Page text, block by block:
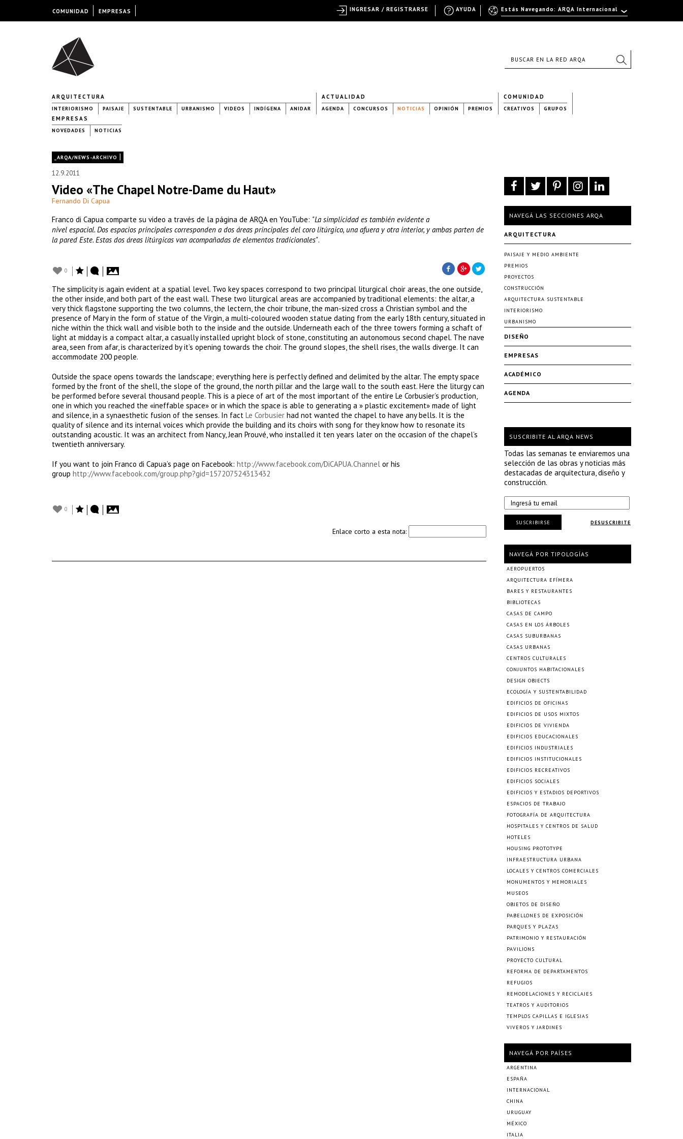
ARQUITECTURA
INTERIORISMO PAISAJE SUSTENTABLE URBANISMO VIDEOS INDÍGENA ANIDAR
ACTUALIDAD
AGENDA CONCURSOS NOTICIAS OPINIÓN PREMIOS
COMUNIDAD
CREATIVOS GRUPOS
EMPRESAS
NOVEDADES NOTICIAS
_ARQA/NEWS-ARCHIVO |
12.9.2011
Video «The Chapel Notre-Dame du Haut»
Fernando Di Capua
Franco di Capua comparte su video a través de la página de ARQA en YouTube: "La simplicidad es también evidente a
nivel espacial. Dos espacios principales corresponden a dos áreas principales del coro litúrgico, una afuera y otra interior, y ambas parten de
la pared Este. Estas dos áreas litúrgicas van acompañadas de elementos tradicionales".
0
The simplicity is again evident at a spatial level. Two key spaces correspond to two principal liturgical choir areas, the one outside,
the other inside, and both part of the east wall. These two liturgical areas are accompanied by traditional elements: the altar, a
very thick flagstone supporting the two columns, the lectern, the choir tribune, the man-sized cross a Christian symbol and the
presence of Mary in the form of statue of the Virgin, a multi-coloured wooden statue dating from the early 18th century, situated in
niche within the thick wall and visible both to the inside and the outside. Underneath each of the three towers forming a schaft of
light at midday is a compact altar, a casually installed upright block of stone, constituting an autonomous second chapel. The nave
area, seen from afar, is characterized by it’s opening towards the choir. The ground slopes, the shell rises, the walls diverge. It can
accommodate 200 people.
Outside the space opens towards the landscape; everything here is perfectly defined and delimited by the altar. The empty space
formed by the front of the shell, the slope of the ground, the north pillar and the large wall to the south east. Here the liturgy can
be performed before several thousand people. This is a piece of art of the most important of the entire Le Corbusier’s production,
one in which you reached the «ineffable space» or in which the space is able to generating a » plastic excitement» made of light
and silence, in a synaesthetic fusion of the senses. In fact Le Corbusier had not wanted the chapel to have any bells. It is the
quality of silence and its internal voices which provide the building and its choirs with song for they know how to resonate its
outstanding acoustic. It was an architect from Nancy, Jean Prouvé, who installed it ten years later on the occasion of the chapel’s
twentieth anniversary.
If you want to join Franco di Capua’s page on Facebook: http://www.facebook.com/DiCAPUA.Channel or his
group http://www.facebook.com/group.php?gid=157207524313432
0
Enlace corto a esta nota:
NAVEGÁ LAS SECCIONES ARQA
ARQUITECTURA
PAISAJE Y MEDIO AMBIENTE
PREMIOS
PROYECTOS
CONSTRUCCIÓN
ARQUITECTURA SUSTENTABLE
INTERIORISMO
URBANISMO
DISEÑO
EMPRESAS
ACADÉMICO
AGENDA
SUSCRIBITE AL ARQA NEWS
Todas las semanas te enviaremos una
selección de las obras y noticias más
destacadas de arquitectura, diseño y
construcción.
DESUSCRIBITE
SUSCRIBIRSE
NAVEGÁ POR TIPOLOGÍAS
AEROPUERTOS
ARQUITECTURA EFÍMERA
BARES Y RESTAURANTES
BIBLIOTECAS
CASAS DE CAMPO
CASAS EN LOS ÁRBOLES
CASAS SUBURBANAS
CASAS URBANAS
CENTROS CULTURALES
CONJUNTOS HABITACIONALES
DESIGN OBJECTS
ECOLOGÍA Y SUSTENTABILIDAD
EDIFICIOS DE OFICINAS
EDIFICIOS DE USOS MIXTOS
EDIFICIOS DE VIVIENDA
EDIFICIOS EDUCACIONALES
EDIFICIOS INDUSTRIALES
EDIFICIOS INSTITUCIONALES
EDIFICIOS RECREATIVOS
EDIFICIOS SOCIALES
EDIFICIOS Y ESTADIOS DEPORTIVOS
ESPACIOS DE TRABAJO
FOTOGRAFÍA DE ARQUITECTURA
HOSPITALES Y CENTROS DE SALUD
HOTELES
HOUSING PROTOTYPE
INFRAESTRUCTURA URBANA
LOCALES Y CENTROS COMERCIALES
MONUMENTOS Y MEMORIALES
MUSEOS
OBJETOS DE DISEÑO
PABELLONES DE EXPOSICIÓN
PARQUES Y PLAZAS
PATRIMONIO Y RESTAURACIÓN
PAVILIONS
PROYECTO CULTURAL
REFORMA DE DEPARTAMENTOS
REFUGIOS
REMODELACIONES Y RECICLAJES
TEATROS Y AUDITORIOS
TEMPLOS CAPILLAS E IGLESIAS
VIVEROS Y JARDINES
NAVEGÁ POR PAÍSES
ARGENTINA
ESPAÑA
INTERNACIONAL
CHINA
URUGUAY
MÉXICO
ITALIA
COMUNIDAD EMPRESAS Estás Navegando: ARQA Internacional
AYUDA
INGRESAR / REGISTRARSE